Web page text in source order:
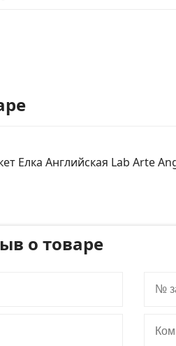
Елка Английская Lab Arte
о товаре